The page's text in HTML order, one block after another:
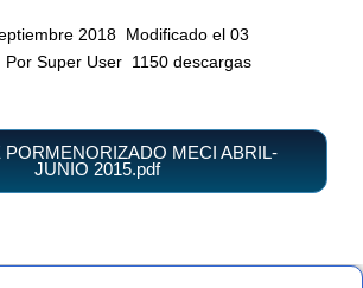
2018 Modificado el 03
Por Super User 1150 descargas
PORMENORIZADO MECI ABRIL-
JUNIO 2015.pdf